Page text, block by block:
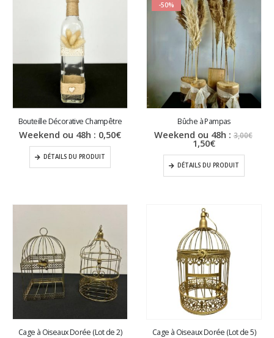
Bouteille Décorative Champêtre
Weekend ou 48h : 0,50€
DÉTAILS DU PRODUIT
-50%
Bûche à Pampas
Weekend ou 48h : 3,00€
1,50€Le
actuel
est :
1,50€.
DÉTAILS DU PRODUIT
Cage à Oiseaux Dorée (Lot de 2) Cage à Oiseaux Dorée (Lot de 5)